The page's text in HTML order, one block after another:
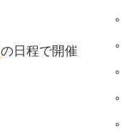
の日程で開催